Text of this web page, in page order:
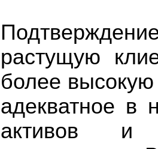
растущую
более
адекватное в
активов и